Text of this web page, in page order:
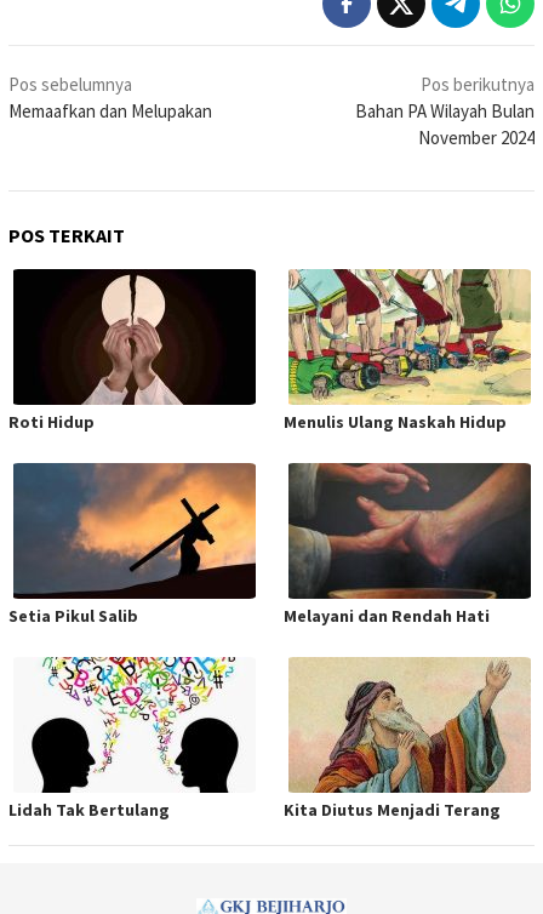
Navigasi
pos
Pos sebelumnya
Memaafkan dan Melupakan
Pos berikutnya
Bahan PA Wilayah Bulan
November 2024
POS TERKAIT
Roti Hidup Menulis Ulang Naskah Hidup
Setia Pikul Salib Melayani dan Rendah Hati
Lidah Tak Bertulang Kita Diutus Menjadi Terang